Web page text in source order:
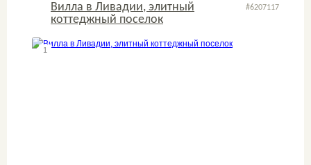
#6207117
Вилла в Ливадии, элитный
коттеджный поселок
1